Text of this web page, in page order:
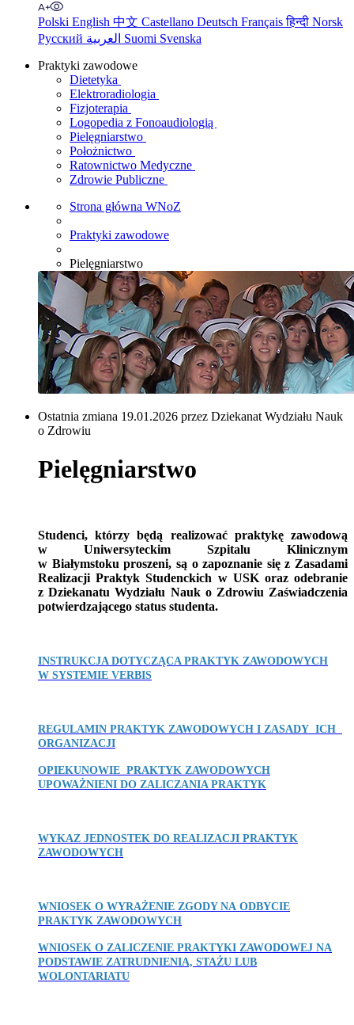
Polski English 中文 Castellano Deutsch Françaisहिन्दी Norsk
Русский
Suomi Svenska
Praktyki zawodowe
Dietetyka
Elektroradiologia
Fizjoterapia
Logopedia z Fonoaudiologią
Pielęgniarstwo
Położnictwo
Ratownictwo Medyczne
Zdrowie Publiczne
Strona główna WNoZ
Praktyki zawodowe
Pielęgniarstwo
Ostatnia zmiana 19.01.2026 przez Dziekanat Wydziału Nauk
o Zdrowiu
Pielęgniarstwo
Studenci, którzy będą realizować praktykę zawodową
w Uniwersyteckim Szpitalu Klinicznym
w Białymstoku proszeni, są o zapoznanie się z Zasadami
Realizacji Praktyk Studenckich w USK oraz odebranie
z Dziekanatu Wydziału Nauk o Zdrowiu Zaświadczenia
potwierdzającego status studenta.
INSTRUKCJA DOTYCZĄCA PRAKTYK ZAWODOWYCH
W SYSTEMIE VERBIS
REGULAMIN PRAKTYK ZAWODOWYCH I ZASADY ICH
ORGANIZACJI
OPIEKUNOWIE PRAKTYK ZAWODOWYCH
UPOWAŻNIENI DO ZALICZANIA PRAKTYK
WYKAZ JEDNOSTEK DO REALIZACJI PRAKTYK
ZAWODOWYCH
WNIOSEK O WYRAŻENIE ZGODY NA ODBYCIE
PRAKTYK ZAWODOWYCH
WNIOSEK O ZALICZENIE PRAKTYKI ZAWODOWEJ NA
PODSTAWIE ZATRUDNIENIA, STAŻU LUB
WOLONTARIATU